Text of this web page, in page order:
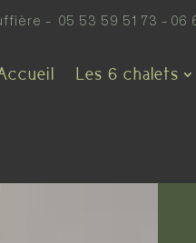
–05 53 59 51 73 –‭06
Les 6 chalets